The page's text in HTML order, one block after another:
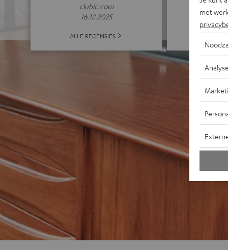
clubic.com
16.12.2025
ALLE RECENSIES ALLE
met
Analyse